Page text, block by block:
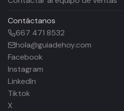
Contáctanos
667 471 8532
hola@guiadehoy.com
Facebook
Instagram
LinkedIn
Tiktok
X